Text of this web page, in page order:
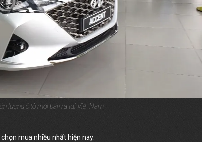
lượng ô tô mới bán ra tại Việt Nam
mua nhiều nhất hiện nay: